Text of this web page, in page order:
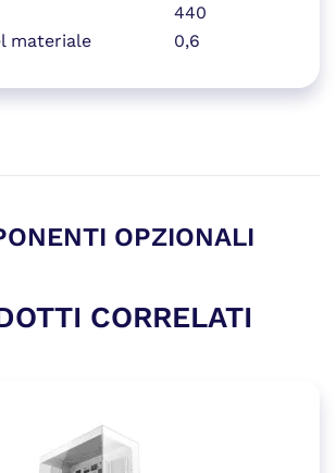
440
materiale
0,6
OPZIONALI
CORRELATI